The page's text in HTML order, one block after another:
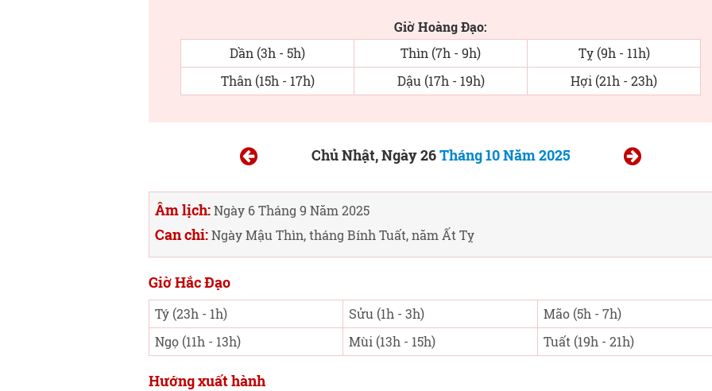
Giờ Hoàng Đạo:
Dần (3h - 5h)
Thìn (7h - 9h)
Tỵ (9h - 11h)
Thân (15h - 17h)
Dậu (17h - 19h) Hợi (21h - 23h)
Chủ Nhật, Ngày 26Tháng 10 Năm 2025
Âm lịch:Ngày 6 Tháng 9 Năm 2025
Can chi:Ngày Mậu Thìn, tháng Bính Tuất, năm Ất Tỵ
Giờ Hắc Đạo
Tý (23h - 1h) Sửu (1h - 3h)
Mão (5h - 7h)
Ngọ (11h - 13h)
Mùi (13h - 15h) Tuất (19h - 21h)
Hướng xuất hành